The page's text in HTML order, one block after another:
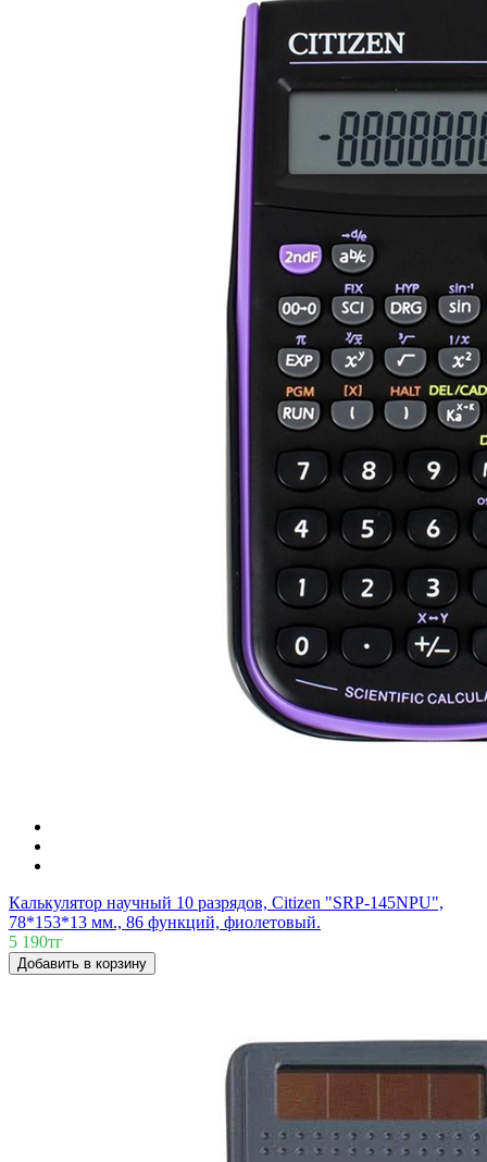
Калькулятор научный 10 разрядов, Citizen "SRP-145NPU",
78*153*13 мм., 86 функций, фиолетовый.
5 190тг
Добавить в корзину